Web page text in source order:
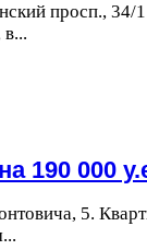
просп., 34/
190 000
5.